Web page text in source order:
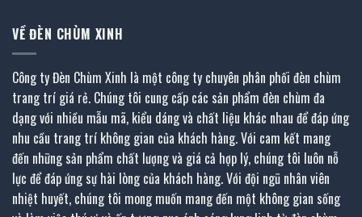
VỀ ĐÈN CHÙM XINH
Công ty Đèn Chùm Xinh là một công ty chuyên phân phối đèn chùm
trang trí giá rẻ. Chúng tôi cung cấp các sản phẩm đèn chùm đa
dạng với nhiều mẫu mã, kiểu dáng và chất liệu khác nhau để đáp ứng
nhu cầu trang trí không gian của khách hàng. Với cam kết mang
đến những sản phẩm chất lượng và giá cả hợp lý, chúng tôi luôn nỗ
lực để đáp ứng sự hài lòng của khách hàng. Với đội ngũ nhân viên
nhiệt huyết, chúng tôi mong muốn mang đến một không gian sống